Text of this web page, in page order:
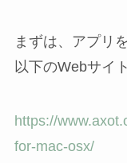
まずは、アプリ
以下のWebサイ
https://
for-mac-osx/